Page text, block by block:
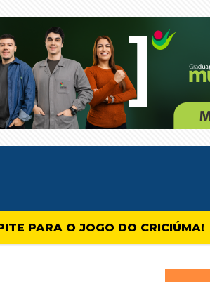
PARA O JOGO DO CRICIÚMA!